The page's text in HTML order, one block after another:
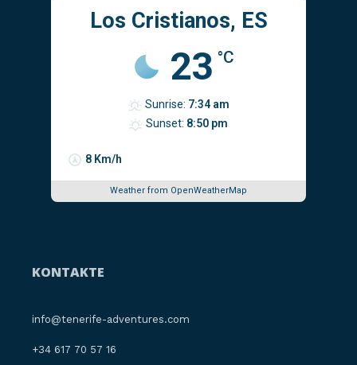
Los Cristianos, ES
23 °C
8 Km/h
Sunrise: 7:34 am
Sunset: 8:50 pm
Weather from OpenWeatherMap
KONTAKTE
info@tenerife-adventures.com
‪+34 617 70 57 16‬